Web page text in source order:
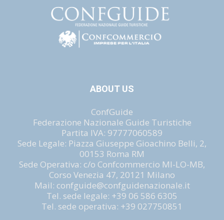
ABOUT US
ConfGuide
Federazione Nazionale Guide Turistiche
Partita IVA: 97777060589
Sede Legale: Piazza Giuseppe Gioachino Belli, 2,
00153 Roma RM
Sede Operativa: c/o Confcommercio MI-LO-MB,
Corso Venezia 47, 20121 Milano
Mail: confguide@confguidenazionale.it
Tel. sede legale: +39 06 586 6305
Tel. sede operativa: +39 027750851